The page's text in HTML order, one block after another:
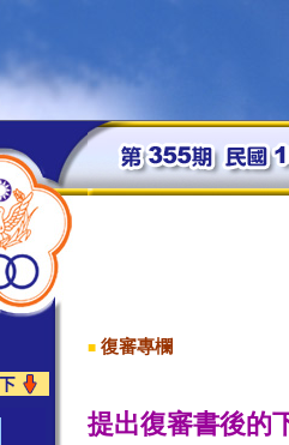
■ 復審專欄
提出復審書後的